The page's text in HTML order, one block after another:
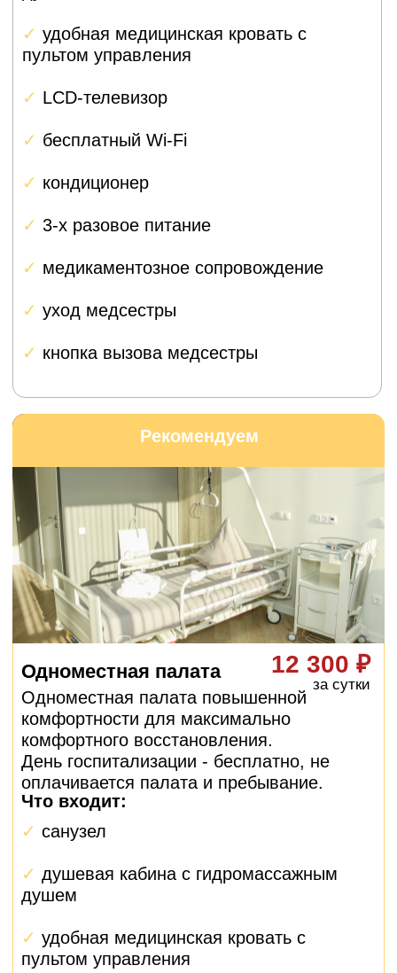
ослабился, сломался или вызвал инфекцию.
Операция сложнее, чем первичная, потому что
кость уже повреждена и нужно устанавливать
6–9 месяцев.
Современные протезы позволяют оставить
переднюю и заднюю крестообразные связки,
движение и ощущение.
колена с сохранением
сопровождение на всех
Мы понимаем, что операция — это стресс,
особенно когда вы приезжаете из другого
города.
Поэтому каждому пациенту из Дубны
мы предоставляем личного координатора
с медицинским образованием.
персональное
Помощь с записью на прием,
организацией анализов, бронированием
палаты и планированием поездки из
Дубны.
Планирование и координация
Даже после возвращения в Дубну ваш
менеджер остается на связи,
на вопросы.
Контроль после выписки
Подготовка всех необходимых
документов, оформление больничного
листа, получение выписок и справок.